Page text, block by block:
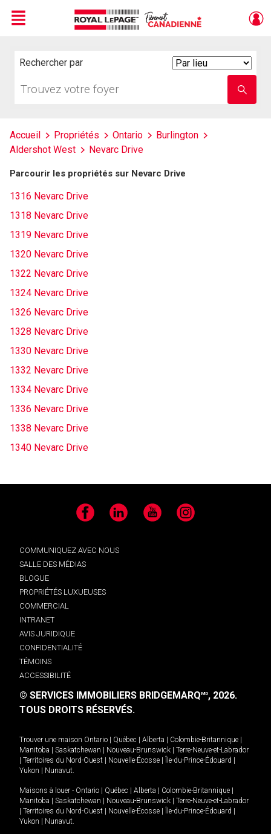
Menu
Rechercher par
votre
nom
Accueil Propriétés Ontario
Burlington
Aldershot West
Nevarc Drive
Parcourir les propriétés sur Nevarc Drive
1316 Nevarc Drive
1318 Nevarc Drive
1319 Nevarc Drive
1320 Nevarc Drive
1322 Nevarc Drive
1324 Nevarc Drive
1326 Nevarc Drive
1328 Nevarc Drive
1330 Nevarc Drive
1332 Nevarc Drive
1334 Nevarc Drive
1336 Nevarc Drive
1338 Nevarc Drive
1340 Nevarc Drive
Facebook LinkedIn YouTube Instagram
COMMUNIQUEZ AVEC NOUS
SALLE DES MÉDIAS
BLOGUE
PROPRIÉTÉS LUXUEUSES
COMMERCIAL
INTRANET
AVIS JURIDIQUE
CONFIDENTIALITÉ
TÉMOINS
ACCESSIBILITÉ
© SERVICES IMMOBILIERS BRIDGEMARQMD, 2026.
TOUS DROITS RÉSERVÉS.
Trouver une maison Ontario Québec Alberta Colombie-Britannique
Manitoba
Saskatchewan Nouveau-Brunswick
Terre-Neuve-et-Labrador
Territoires du Nord-Ouest Nouvelle-Écosse Île-du-Prince-Édouard
Yukon
Nunavut.
Maisons à louer - Ontario Québec Alberta Colombie-Britannique
Manitoba
Saskatchewan Nouveau-Brunswick
Terre-Neuve-et-Labrador
Territoires du Nord-Ouest Nouvelle-Écosse Île-du-Prince-Édouard
Yukon
Nunavut.